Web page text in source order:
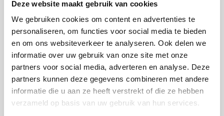
Deze website maakt gebruik van cookies
We gebruiken cookies om content en advertenties te
personaliseren, om functies voor social media te bieden
en om ons websiteverkeer te analyseren. Ook delen we
informatie over uw gebruik van onze site met onze
partners voor social media, adverteren en analyse. Deze
partners kunnen deze gegevens combineren met andere
informatie die u aan ze heeft verstrekt of die ze hebben
verzameld op basis van uw gebruik van hun services.
Zakjes Dispenser laten bedrukken
met logo
Bij Van Helden Relatiegeschenken bedrukken we jouw
Leiren Zakjes Dispenser precies zoals jij dat wilt:
Met je bedrijfslogo in één of meerdere kleuren
Met een tekst of slogan
Met verschillende ontwerpen mogelijk voor diverse
doelgroepen